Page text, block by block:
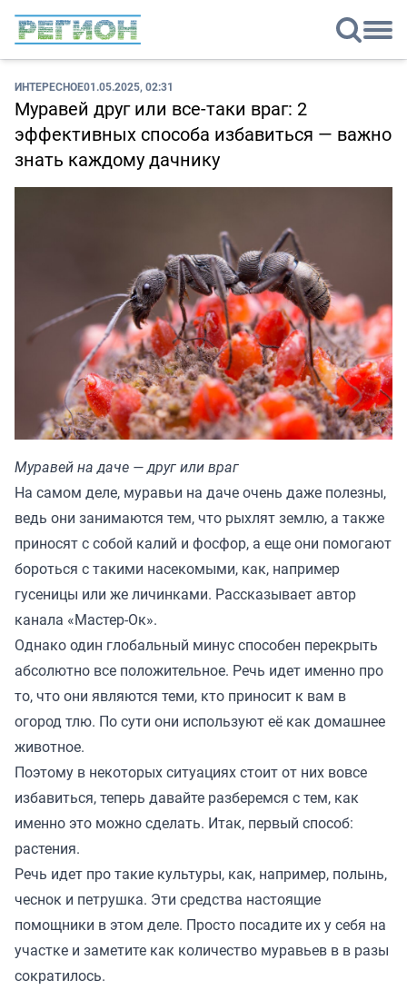
ИНТЕРЕСНОЕ01.05.2025, 02:31
Муравей друг или все-таки враг: 2
эффективных способа избавиться — важно
знать каждому дачнику
Муравей на даче — друг или враг
На самом деле, муравьи на даче очень даже полезны,
ведь они занимаются тем, что рыхлят землю, а также
приносят с собой калий и фосфор, а еще они помогают
бороться с такими насекомыми, как, например
гусеницы или же личинками. Рассказывает автор
канала «Мастер-Ок».
Однако один глобальный минус способен перекрыть
абсолютно все положительное. Речь идет именно про
то, что они являются теми, кто приносит к вам в
огород тлю. По сути они используют её как домашнее
животное.
Поэтому в некоторых ситуациях стоит от них вовсе
избавиться, теперь давайте разберемся с тем, как
именно это можно сделать. Итак, первый способ:
растения.
Речь идет про такие культуры, как, например, полынь,
чеснок и петрушка. Эти средства настоящие
помощники в этом деле. Просто посадите их у себя на
участке и заметите как количество муравьев в в разы
сократилось.